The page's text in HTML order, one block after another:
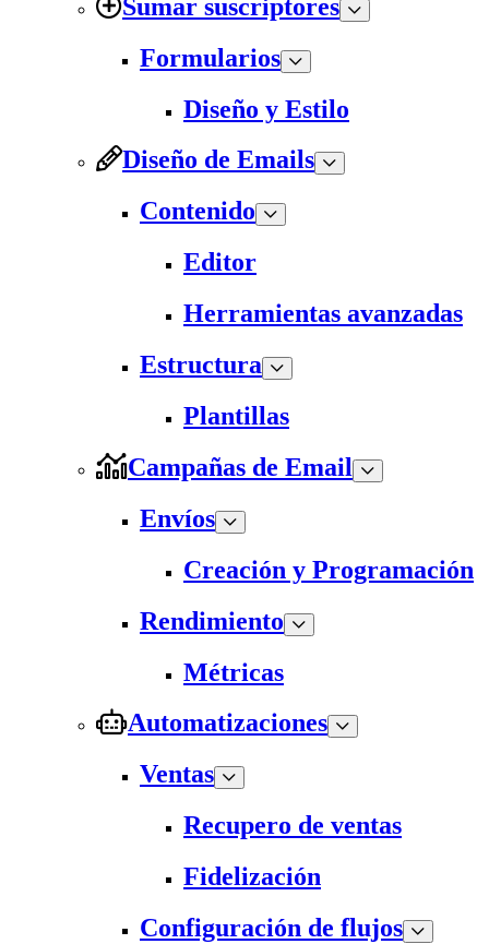
Sumar suscriptores
Formularios
Diseño y Estilo
Diseño de Emails
Contenido
Editor
Herramientas avanzadas
Estructura
Plantillas
Campañas de Email
Envíos
Creación y Programación
Rendimiento
Métricas
Automatizaciones
Ventas
Recupero de ventas
Fidelización
Configuración de flujos